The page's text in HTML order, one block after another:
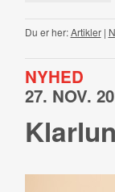
Du er her:Artikler|
NYHED
27. NOV.